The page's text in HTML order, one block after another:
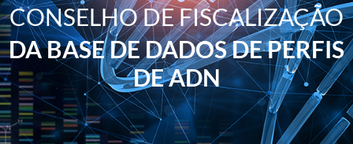
CONSELHO DE FISCALIZAÇÃO
DA BASE DE DADOS DE PERFIS
DE ADN